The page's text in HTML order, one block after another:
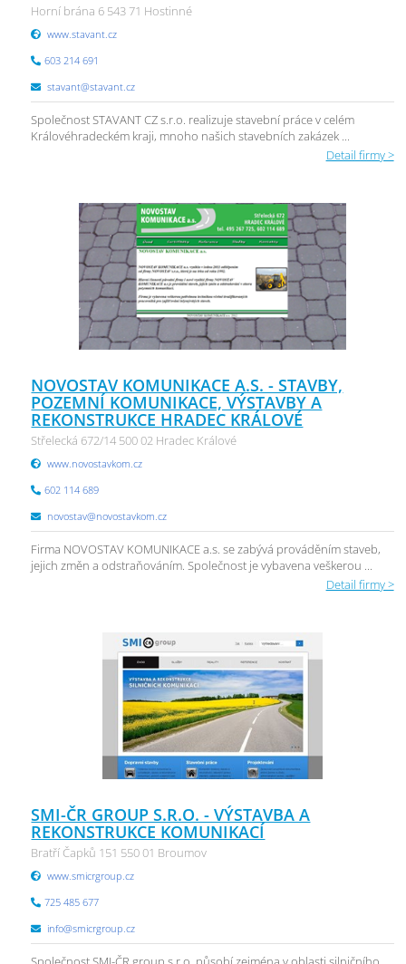
Horní brána 6 543 71 Hostinné
www.stavant.cz
603 214 691
stavant@stavant.cz
Společnost STAVANT CZ s.r.o. realizuje stavební práce v celém
Královéhradeckém kraji, mnoho našich stavebních zakázek ...
Detail firmy >
NOVOSTAV KOMUNIKACE A.S. - STAVBY,
POZEMNÍ KOMUNIKACE, VÝSTAVBY A
REKONSTRUKCE HRADEC KRÁLOVÉ
Střelecká 672/14 500 02 Hradec Králové
www.novostavkom.cz
602 114 689
novostav@novostavkom.cz
Firma NOVOSTAV KOMUNIKACE a.s. se zabývá prováděním staveb,
jejich změn a odstraňováním. Společnost je vybavena veškerou ...
Detail firmy >
SMI-ČR GROUP S.R.O. - VÝSTAVBA A
REKONSTRUKCE KOMUNIKACÍ
Bratří Čapků 151 550 01 Broumov
www.smicrgroup.cz
725 485 677
info@smicrgroup.cz